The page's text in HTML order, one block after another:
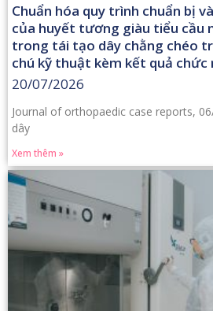
Chuẩn hóa quy trình chuẩn bị
của huyết tương giàu tiểu cầu
trong tái tạo dây chằng chéo
chú kỹ thuật kèm kết quả chức
20/07/2026
Journal of orthopaedic case reports,
dây
Xem thêm »